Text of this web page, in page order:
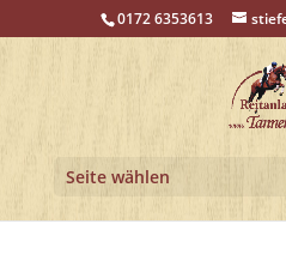
0172 6353613
Seite wählen